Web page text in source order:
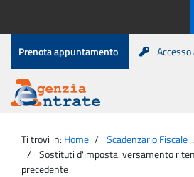
contenuto
Menu
di
servizio
Prenota appuntamento
Agenzia
Entrate
principale
Ti trovi in: Home Scadenzario Fiscale
Sostituti d'imposta: versamento
precedente